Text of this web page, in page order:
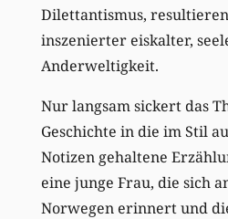
Dilettantismus,
inszenierter eiskalter,
Anderweltigkeit.
Nur langsam sickert das
Geschichte in die im Stil
Notizen gehaltene
eine junge Frau, die sich
Norwegen erinnert und